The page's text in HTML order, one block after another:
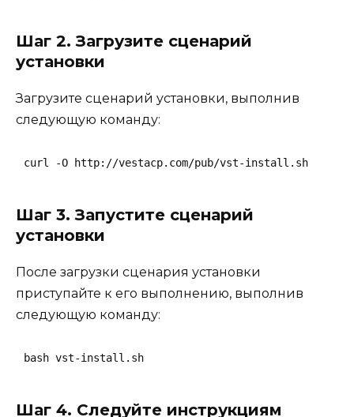
Шаг 2. Загрузите сценарий
установки
Загрузите сценарий установки, выполнив
следующую команду:
curl -O http://vestacp.com/pub/vst-install.sh
Шаг 3. Запустите сценарий
установки
После загрузки сценария установки
приступайте к его выполнению, выполнив
следующую команду:
bash vst-install.sh
Шаг 4. Следуйте инструкциям